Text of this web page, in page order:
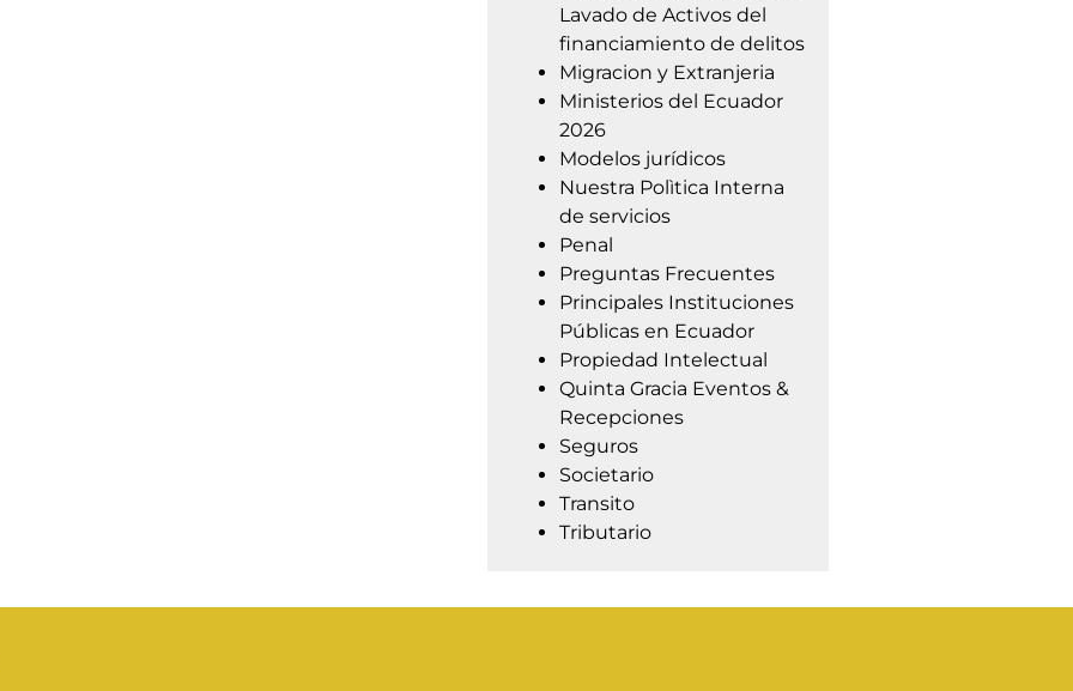
Lavado de Activos del
financiamiento de delitos
Migracion y Extranjeria
Ministerios del Ecuador
2026
Modelos jurídicos
Nuestra Polìtica Interna
de servicios
Penal
Preguntas Frecuentes
Principales Instituciones
Públicas en Ecuador
Propiedad Intelectual
Quinta Gracia Eventos &
Recepciones
Seguros
Societario
Transito
Tributario